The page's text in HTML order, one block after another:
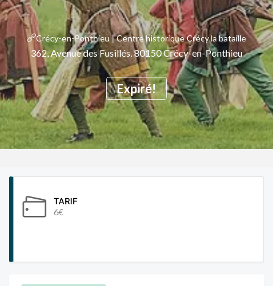
Expiré!
Crécy-en-Ponthieu | Centre historique Crécy la bataille
362, Avenue des Fusillés. 80150 Crécy-en-Ponthieu
TARIF
6€